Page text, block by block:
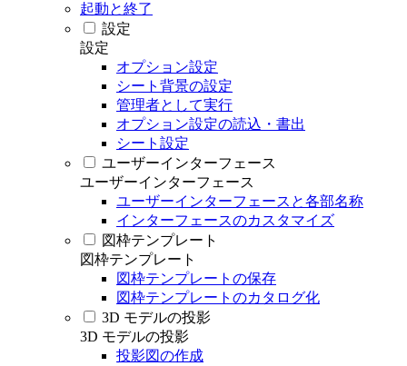
起動と終了
設定
設定
オプション設定
シート背景の設定
管理者として実行
オプション設定の読込・書出
シート設定
ユーザーインターフェース
ユーザーインターフェース
ユーザーインターフェースと各部名称
インターフェースのカスタマイズ
図枠テンプレート
図枠テンプレート
図枠テンプレートの保存
図枠テンプレートのカタログ化
3D モデルの投影
3D モデルの投影
投影図の作成